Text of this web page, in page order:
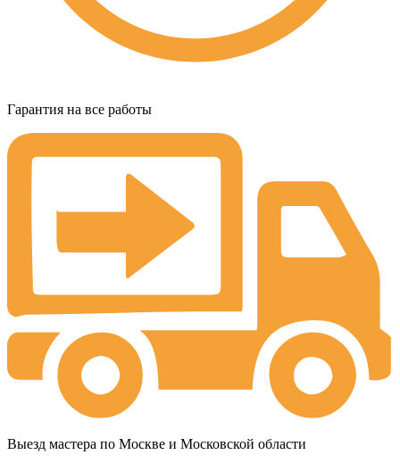
Гарантия на все работы
Выезд мастера по Москве и Московской области